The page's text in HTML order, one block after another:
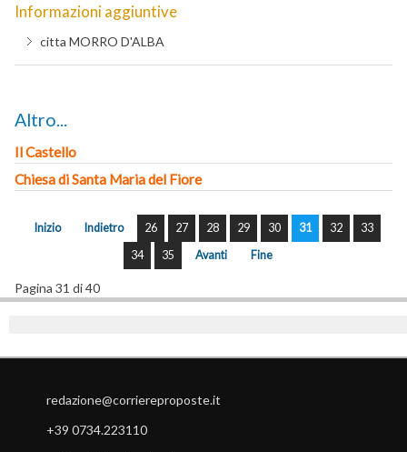
Informazioni aggiuntive
citta MORRO D'ALBA
Altro...
Il Castello
Chiesa di Santa Maria del Fiore
Inizio Indietro 26 27 28 29 30 31 32
33
34
35 Avanti Fine
Pagina 31 di 40
redazione@corriereproposte.it
+39 0734.223110